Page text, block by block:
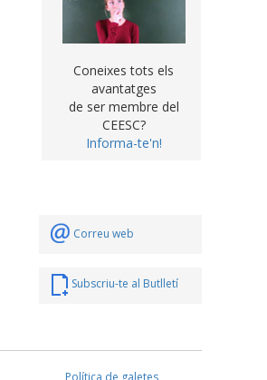
Coneixes tots els
avantatges
de ser membre del
CEESC?
Informa-te'n!
Correu web
Subscriu-te al Butlletí
Política de galetes